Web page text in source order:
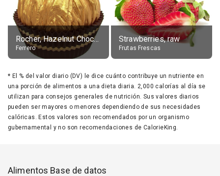
Rocher, Hazelnut Chocolate Ball
Ferrero
Strawberries, raw
Frutas Frescas
* El % del valor diario (DV) le dice cuánto contribuye un nutriente en
una porción de alimentos a una dieta diaria. 2,000 calorías al día se
utilizan para consejos generales de nutrición. Sus valores diarios
pueden ser mayores o menores dependiendo de sus necesidades
calóricas. Estos valores son recomendados por un organismo
gubernamental y no son recomendaciones de CalorieKing.
Alimentos Base de datos